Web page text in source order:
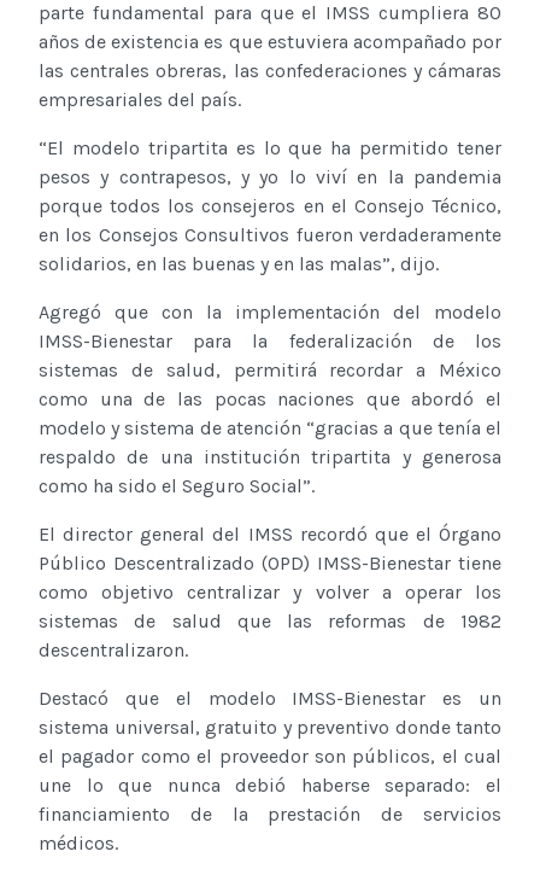
parte fundamental para que el IMSS cumpliera 80
años de existencia es que estuviera acompañado por
las centrales obreras, las confederaciones y cámaras
empresariales del país.
“El modelo tripartita es lo que ha permitido tener
pesos y contrapesos, y yo lo viví en la pandemia
porque todos los consejeros en el Consejo Técnico,
en los Consejos Consultivos fueron verdaderamente
solidarios, en las buenas y en las malas”, dijo.
Agregó que con la implementación del modelo
IMSS-Bienestar para la federalización de los
sistemas de salud, permitirá recordar a México
como una de las pocas naciones que abordó el
modelo y sistema de atención “gracias a que tenía el
respaldo de una institución tripartita y generosa
como ha sido el Seguro Social”.
El director general del IMSS recordó que el Órgano
Público Descentralizado (OPD) IMSS-Bienestar tiene
como objetivo centralizar y volver a operar los
sistemas de salud que las reformas de 1982
descentralizaron.
Destacó que el modelo IMSS-Bienestar es un
sistema universal, gratuito y preventivo donde tanto
el pagador como el proveedor son públicos, el cual
une lo que nunca debió haberse separado: el
financiamiento de la prestación de servicios
médicos.